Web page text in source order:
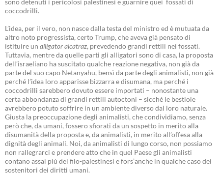
sono detenuti i pericolosi palestinesi e guarnire quei fossati di
coccodrilli.
L’idea, per il vero, non nasce dalla testa del ministro ed è mutuata da
altro noto progressista, certo Trump, che aveva già pensato di
istituire un alligator alcatraz, prevedendo grandi rettili nei fossati.
Tuttavia, mentre da quelle parti gli alligatori sono di casa, la proposta
dell’israeliano ha suscitato qualche reazione negativa, non già da
parte del suo capo Netanyahu, bensì da parte degli animalisti, non già
perché l’idea loro apparisse bizzarra e disumana, ma perché i
coccodrilli sarebbero dovuto essere importati – nonostante una
certa abbondanza di grandi rettili autoctoni – sicché le bestiole
avrebbero potuto soffrire in un ambiente diverso dal loro naturale.
Giusta la preoccupazione degli animalisti, che condividiamo, senza
però che, da umani, fossero sfiorati da un sospetto in merito alla
disumanità della proposta e, da animalisti, in merito all’offesa alla
dignità degli animali. Noi, da animalisti di lungo corso, non possiamo
non rallegrarci e prendere atto che in quel Paese gli animalisti
contano assai più dei filo-palestinesi e fors’anche in qualche caso dei
sostenitori dei diritti umani.